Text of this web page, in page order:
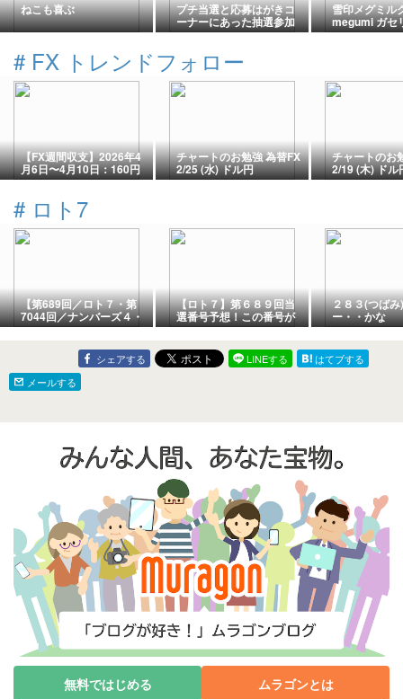
ねこも喜ぶ プチ当選と応募はがきコ
ーナーにあった抽選参加
カード。
雪印メグミル
megumi ガセ
ヨーグルト（
ニター】(24/
# FX トレンドフォロー
【FX週間収支】2026年4
月6日〜4月10日：160円
の心理的節目と突発的ト
チャートのお勉強 為替FX
2/25 (水) ドル円
チャートのお
2/19 (木) ドル
# ロト7
【第689回／ロト７・第
7044回／ナンバーズ４・
ナンバーズ３】2026年8
月7日(金)の結果発表！
【ロト７】第６８９回当
選番号予想！この番号が
くるでしょ！【金曜日抽
選】
２８３(つば
ー・・かな
シェアする LINEする
はてブする
メールする
無料ではじめる ムラゴンとは